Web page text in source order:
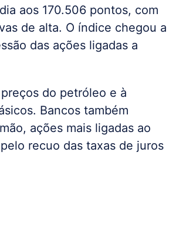
aos 170.506 pontos, com
de alta. O índice chegou a
das ações ligadas a
do petróleo e à
Bancos também
ações mais ligadas ao
recuo das taxas de juros